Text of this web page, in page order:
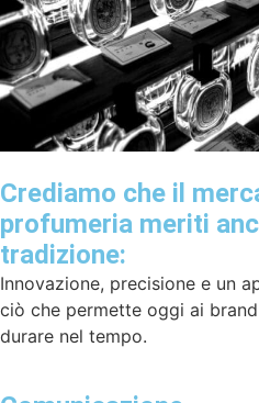
Crediamo che il
profumeria meriti
tradizione:
Innovazione, precisione e un
ciò che permette oggi ai
durare nel tempo.